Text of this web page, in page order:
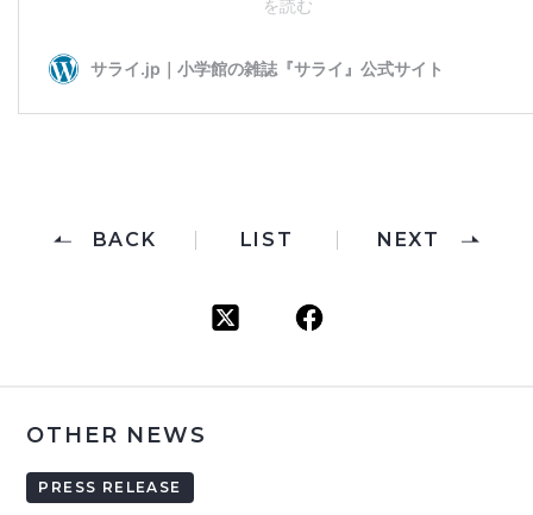
BACK LIST NEXT
OTHER NEWS
PRESS RELEASE